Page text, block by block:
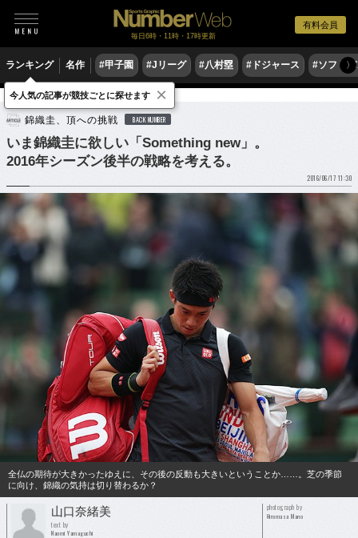
有料会員
毎日6時・11時・17時更新
ランキング 名作 #甲子園 #Jリーグ #八村塁 #ドジャース #ソフト〉
テニス 男子テニス
錦織圭、頂への挑戦 BACK NUMBER
いま錦織圭に欲しい「Something new」。
2016年シーズン後半の戦略を考える。
2016/06/17 11:30
全仏の期待が大きかったゆえに、その後の反動も大きいということか……。芝の季節
に向け、錦織の気持は切り替わるか？
山口奈緒美
text by
Naomi Yamaguchi
photograph by
Hiromasa Mano
今人気の記事が競技ごとに探せます ×